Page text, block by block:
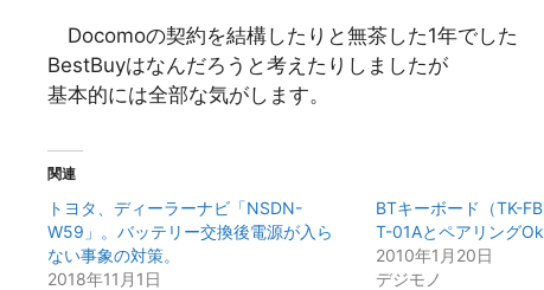
Docomoの契約を結構したりと無茶した1年でした
BestBuyはなんだろうと考えたりしましたが
基本的には全部な気がします。
関連
トヨタ、ディーラーナビ「NSDN-
W59」。バッテリー交換後電源が入ら
ない事象の対策。
2018年11月1日
BTキーボード（TK-
T-01AとペアリングOk
2010年1月20日
デジモノ